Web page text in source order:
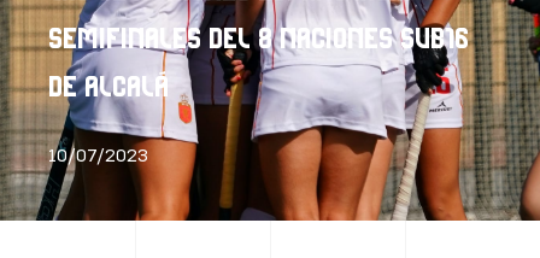
SEMIFINALES DEL 8 NACIONES SUB16
DE ALCALÁ
10/07/2023